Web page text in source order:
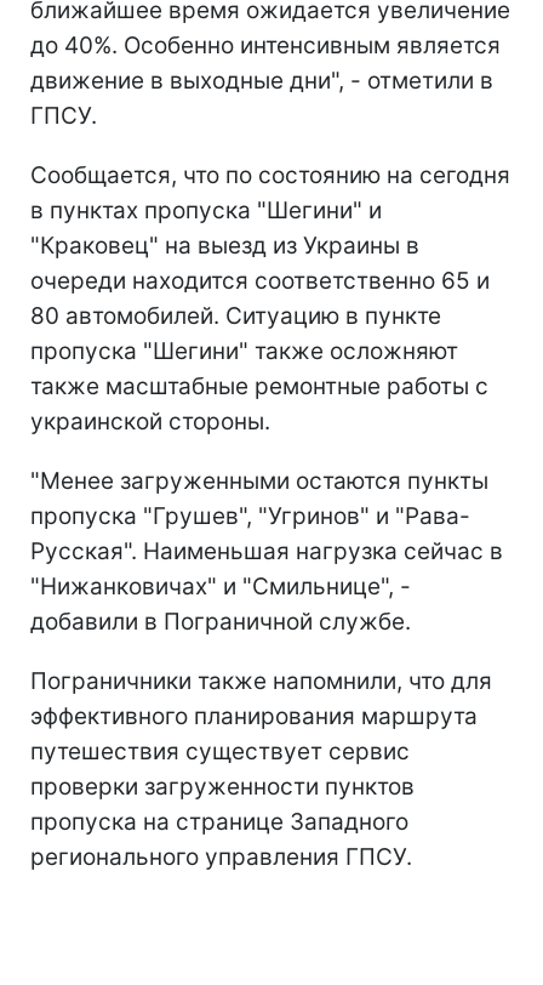
ближайшее время ожидается увеличение
до 40%. Особенно интенсивным является
движение в выходные дни", - отметили в
ГПСУ.
Сообщается, что по состоянию на сегодня
в пунктах пропуска "Шегини" и
"Краковец" на выезд из Украины в
очереди находится соответственно 65 и
80 автомобилей. Ситуацию в пункте
пропуска "Шегини" также осложняют
также масштабные ремонтные работы с
украинской стороны.
"Менее загруженными остаются пункты
пропуска "Грушев", "Угринов" и "Рава-
Русская". Наименьшая нагрузка сейчас в
"Нижанковичах" и "Смильнице", -
добавили в Пограничной службе.
Пограничники также напомнили, что для
эффективного планирования маршрута
путешествия существует сервис
проверки загруженности пунктов
пропуска на странице Западного
регионального управления ГПСУ.